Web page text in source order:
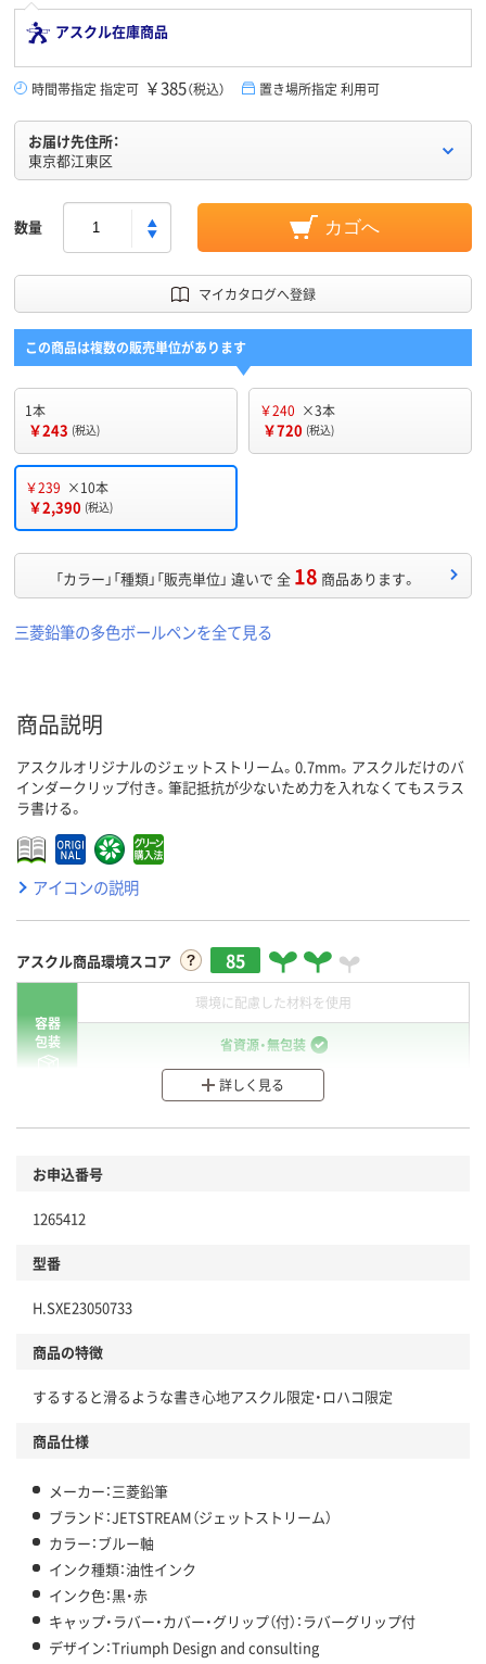
アスクル在庫商品
時間帯指定 指定可 ￥385（税込） 置き場所指定 利用可
お届け先住所：
東京都江東区
数量 カゴへ
マイカタログへ登録
この商品は複数の販売単位があります
1本
￥243 (税込)
￥240 ×3本
￥720 (税込)
￥239 ×10本
￥2,390 (税込)
「カラー」「種類」「販売単位」 違いで 全 18 商品あります。
三菱鉛筆の多色ボールペンを全て見る
商品説明
アスクルオリジナルのジェットストリーム。0.7mm。アスクルだけのバ
インダークリップ付き。筆記抵抗が少ないため力を入れなくてもスラス
ラ書ける。
アイコンの説明
アスクル商品環境スコア 85
容器
包装
環境に配慮した材料を使用
省資源・無包装
分別・リサイクルしやすい設計
商品
本体
仕組
アスクル商品環境スコア詳細／加点項目
詳しく見る
お申込番号
1265412
型番
H.SXE23050733
商品の特徴
するすると滑るような書き心地アスクル限定・ロハコ限定
商品仕様
メーカー：三菱鉛筆
ブランド：JETSTREAM（ジェットストリーム）
カラー：ブルー軸
インク種類：油性インク
インク色：黒・赤
キャップ・ラバー・カバー・グリップ（付）：ラバーグリップ付
デザイン：Triumph Design and consulting